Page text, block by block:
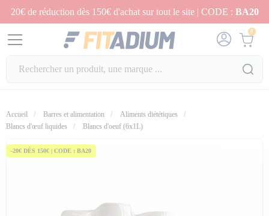
20€ de réduction dès 150€ d'achat sur tout le site | CODE : BA20
0
Accueil Barres et alimentation
Aliments diététiques
Blancs d'œuf liquides
Blancs d'oeuf (6x1L)
-20€ DÈS 150€ | CODE : BA20